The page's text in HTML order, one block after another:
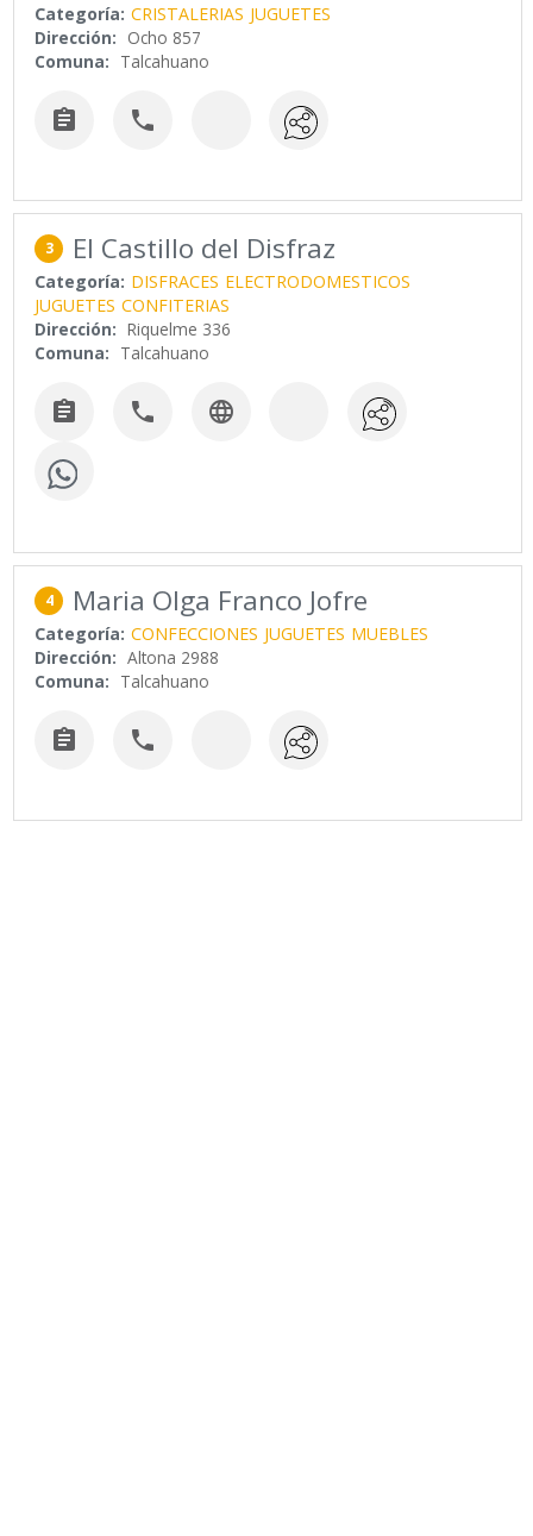
Categoría: CRISTALERIAS JUGUETES
Dirección: Ocho 857
Comuna: Talcahuano
 
3 El Castillo del Disfraz
Categoría: DISFRACES ELECTRODOMESTICOS
JUGUETES CONFITERIAS
Dirección: Riquelme 336
Comuna: Talcahuano
  
4 Maria Olga Franco Jofre
Categoría: CONFECCIONES JUGUETES MUEBLES
Dirección: Altona 2988
Comuna: Talcahuano
 